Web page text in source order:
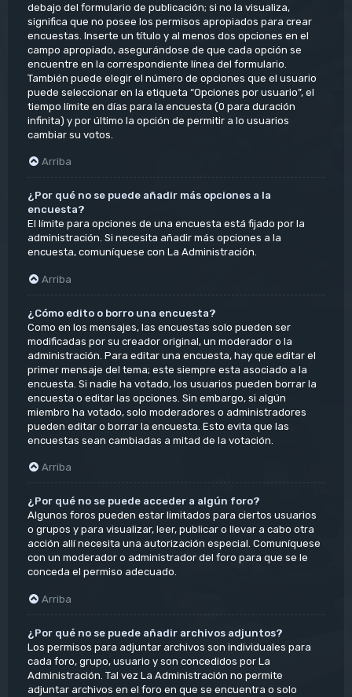
debajo del formulario de publicación; si no la visualiza,
significa que no posee los permisos apropiados para crear
encuestas. Inserte un título y al menos dos opciones en el
campo apropiado, asegurándose de que cada opción se
encuentre en la correspondiente línea del formulario.
También puede elegir el número de opciones que el usuario
puede seleccionar en la etiqueta “Opciones por usuario”, el
tiempo límite en días para la encuesta (0 para duración
infinita) y por último la opción de permitir a lo usuarios
cambiar su votos.
Arriba
¿Por qué no se puede añadir más opciones a la
encuesta?
El límite para opciones de una encuesta está fijado por la
administración. Si necesita añadir más opciones a la
encuesta, comuníquese con La Administración.
Arriba
¿Cómo edito o borro una encuesta?
Como en los mensajes, las encuestas solo pueden ser
modificadas por su creador original, un moderador o la
administración. Para editar una encuesta, hay que editar el
primer mensaje del tema; este siempre esta asociado a la
encuesta. Si nadie ha votado, los usuarios pueden borrar la
encuesta o editar las opciones. Sin embargo, si algún
miembro ha votado, solo moderadores o administradores
pueden editar o borrar la encuesta. Esto evita que las
encuestas sean cambiadas a mitad de la votación.
Arriba
¿Por qué no se puede acceder a algún foro?
Algunos foros pueden estar limitados para ciertos usuarios
o grupos y para visualizar, leer, publicar o llevar a cabo otra
acción allí necesita una autorización especial. Comuníquese
con un moderador o administrador del foro para que se le
conceda el permiso adecuado.
Arriba
¿Por qué no se puede añadir archivos adjuntos?
Los permisos para adjuntar archivos son individuales para
cada foro, grupo, usuario y son concedidos por La
Administración. Tal vez La Administración no permite
adjuntar archivos en el foro en que se encuentra o solo